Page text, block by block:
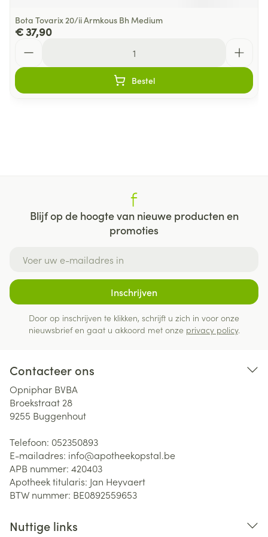
Bota Tovarix 20/ii Armkous Bh Medium
€ 37,90
Bestel
Blijf op de hoogte van nieuwe producten en
promoties
Inschrijven
Door op inschrijven te klikken, schrijft u zich in voor onze
nieuwsbrief en gaat u akkoord met onze privacy policy.
Contacteer ons
Opniphar BVBA
Broekstraat 28
9255 Buggenhout
Telefoon: 052350893
E-mailadres: info@apotheekopstal.be
APB nummer: 420403
Apotheek titularis: Jan Heyvaert
BTW nummer: BE0892559653
Nuttige links